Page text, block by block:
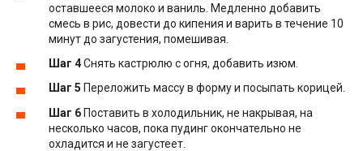
оставшееся молоко и ваниль. Медленно добавить
смесь в рис, довести до кипения и варить в течение 10
минут до загустения, помешивая.
Шаг 4Снять кастрюлю с огня, добавить изюм.
Шаг 5 Переложить массу в форму и посыпать корицей.
Шаг 6Поставить в холодильник, не накрывая, на
несколько часов, пока пудинг окончательно не
охладится и не загустеет.